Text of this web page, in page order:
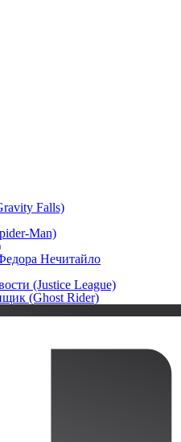
Falls)
Man)
Нечитайло
(Justice League)
(Ghost Rider)